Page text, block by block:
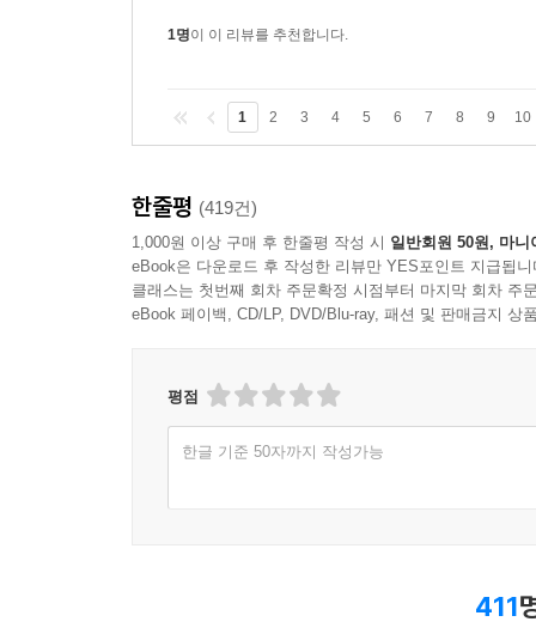
1명이 이 리뷰를 추천합니다.
1 2 3 4 5 6 7 8 9 10
한줄평 (419건)
1,000원 이상 구매 후 한줄평 작성 시 일반회원 50원, 마니
eBook은 다운로드 후 작성한 리뷰만 YES포인트 지급됩니
클래스는 첫번째 회차 주문확정 시점부터 마지막 회차 주
eBook 페이백, CD/LP, DVD/Blu-ray, 패션 및 판매금지 상
평점
한글 기준 50자까지 작성가능
411